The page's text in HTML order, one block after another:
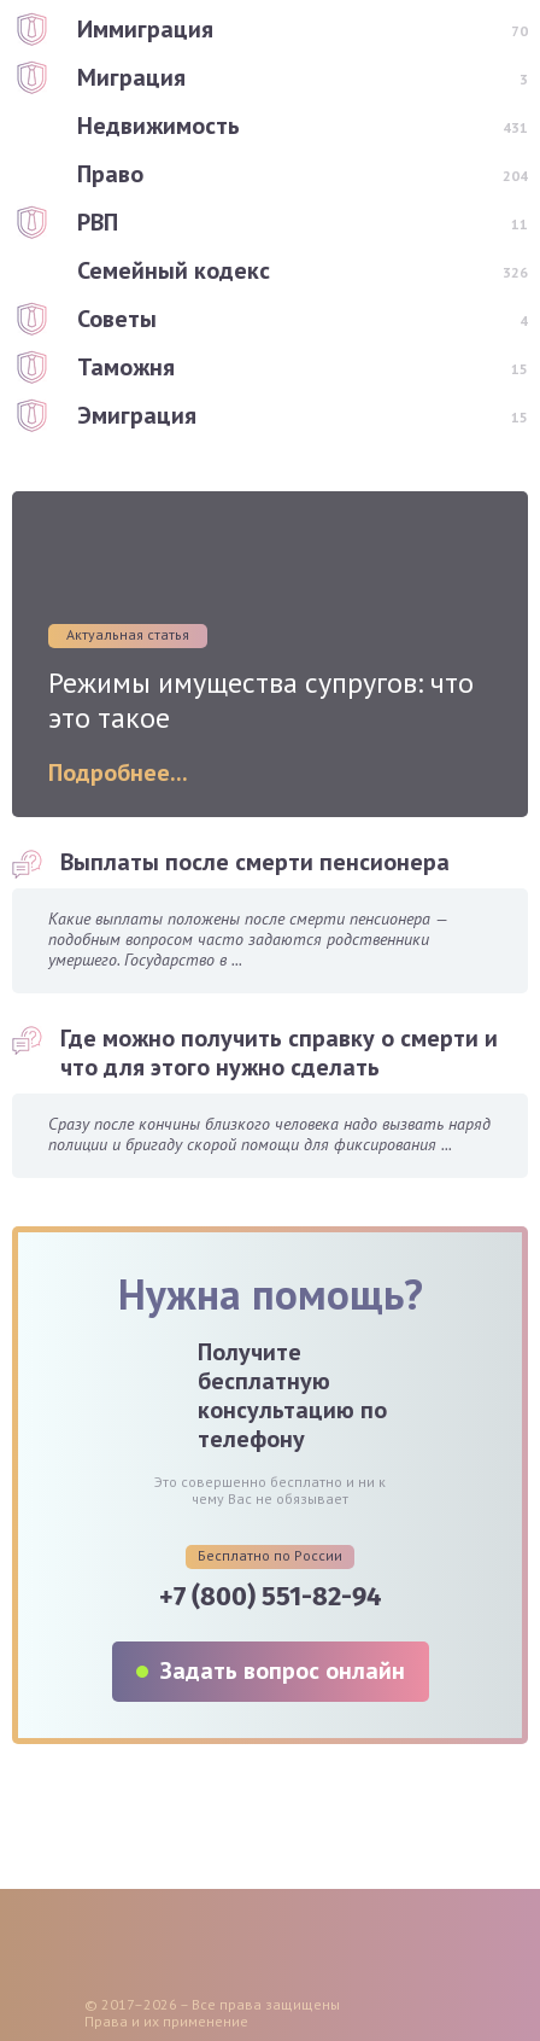
Иммиграция 70
Миграция 3
Недвижимость 431
Право 204
РВП 11
Семейный кодекс 326
Советы 4
Таможня 15
Эмиграция 15
Актуальная статья
Режимы имущества супругов: что
это такое
Подробнее...
Выплаты после смерти пенсионера
Какие выплаты положены после смерти пенсионера —
подобным вопросом часто задаются родственники
умершего. Государство в ...
Где можно получить справку о смерти и
что для этого нужно сделать
Сразу после кончины близкого человека надо вызвать наряд
полиции и бригаду скорой помощи для фиксирования ...
Нужна помощь?
Получите
бесплатную
консультацию по
телефону
Это совершенно бесплатно и ни к
чему Вас не обязывает
Бесплатно по России
+7 (800) 551-82-94
Задать вопрос онлайн
© 2017–2026 – Все права защищены
Права и их применение